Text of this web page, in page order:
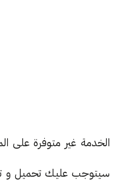
الخدمة غير متوفرة على